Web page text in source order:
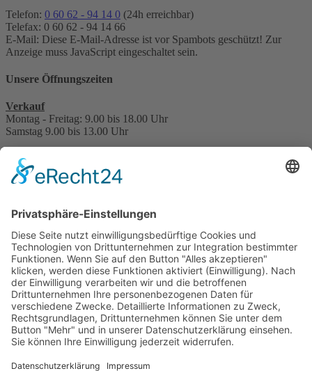
Telefon: 0 60 62 - 94 14 0 (24h erreichbar)
Telefax: 0 60 62 - 94 14 66
E-Mail: Diese E-Mail-Adresse ist vor Spambots geschützt! Zur
Anzeige muss JavaScript eingeschaltet sein.
Unsere Öffnungszeiten
Verkauf
Montag - Freitag: 9.00 bis 18.00 Uhr
Samstag 9.00 bis 13.00 Uhr
Montag - Freitag: 7.30 bis 17.30 Uhr
Samstag 8.30 bis 13.30 Uhr
nach Terminabsprache
Interessant für Sie?
Kontakt
Bonuskarte
Über uns
Stellenangebote
Beratungstermin vereinbaren